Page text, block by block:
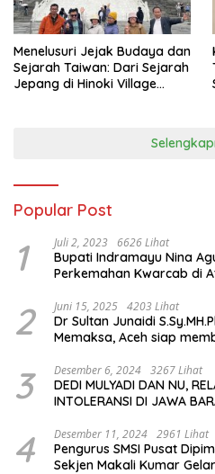
Menelusuri Jejak Budaya dan
Sejarah Taiwan: Dari Sejarah
Jepang di Hinoki Village
Popular Post
1 Juli 2, 2023 6626 Lihat
Bupati Indramayu Nina
Perkemahan Kwarcab di
2 Juni 15, 2025 4203 Lihat
Dr Sultan Junaidi
Memaksa, Aceh siap
3 Desember 6, 2024 3267 Lihat
DEDI MULYADI DAN NU,
INTOLERANSI DI JAWA
4 Desember 11, 2024 2961 Lihat
Pengurus SMSI Pusat
Sekjen Makali Kumar